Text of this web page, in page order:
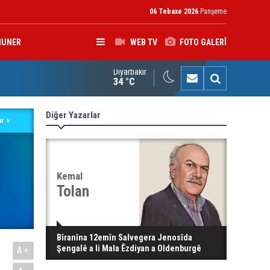
06 Tebaxe 2026 Panşeme
WEB TV FOTO GALERÎ
Gotinên Parêzgarê Kerkûkê yên li ser Madeya 140î hewldana
Diyarbakır
34 °C
>
A+
Diğer Yazarlar
Kemal
Tolan
Bîranîna 12emîn Salvegera Jenosîda
Şengalê a li Mala Êzdiyan a Oldenburgê